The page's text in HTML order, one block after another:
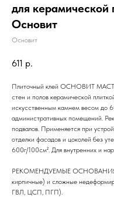
для керамической
Основит
Основит
611 р.
Плиточный клей ОСНОВИТ
стен и полов керамической
искусственным камнем весом до
административных помещений.
подвалов. Применяется при
отделки фасадов и цоколей без
600г/100см². Для внутренних и
РЕКОМЕНДУЕМЫЕ ОСНОВАНИЯ
кирпичные) и сложные
ГВЛ, ЦСП, ПГП).